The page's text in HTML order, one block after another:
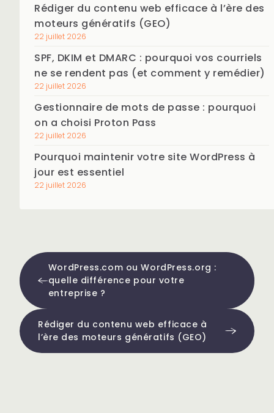
Rédiger du contenu web efficace à l’ère des
moteurs génératifs (GEO)
22 juillet 2026
SPF, DKIM et DMARC : pourquoi vos courriels
ne se rendent pas (et comment y remédier)
22 juillet 2026
Gestionnaire de mots de passe : pourquoi
on a choisi Proton Pass
22 juillet 2026
Pourquoi maintenir votre site WordPress à
jour est essentiel
22 juillet 2026
WordPress.com ou WordPress.org :
quelle différence pour votre
entreprise ?
Rédiger du contenu web efficace à
l’ère des moteurs génératifs (GEO)